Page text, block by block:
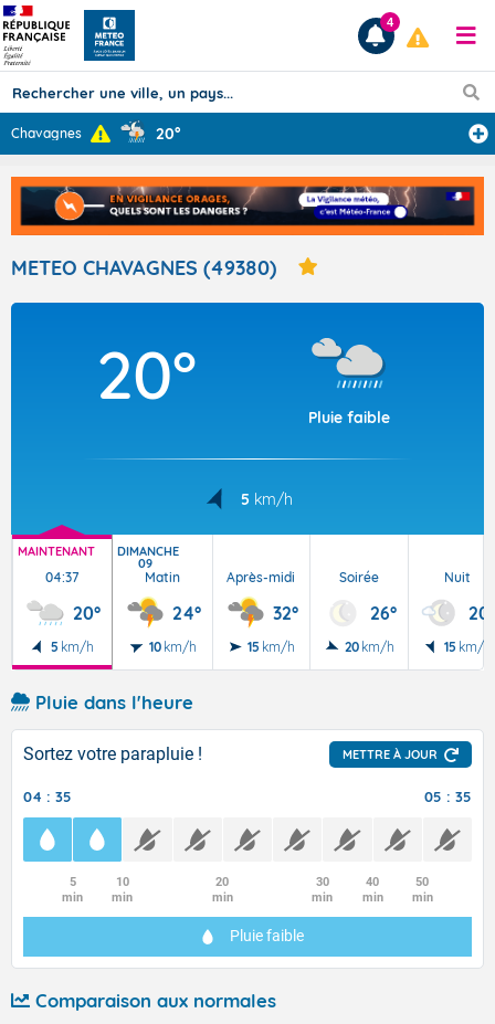
Prévisions
TOUS LES RÉSULTATS
Articles
4
Chavagnes 20°
METEO CHAVAGNES (49380)
20°
Pluie faible
5 km/h
MAINTENANT
04:37
20°
5 km/h
DIMANCHE
09
Matin
24°
10 km/h
Après-midi
32°
15 km/h
Soirée
26°
20 km/h
Nuit
20°
15 km/h
Pluie dans l'heure
Sortez votre parapluie ! METTRE À JOUR
04 : 35 05 : 35
5
min
10
min
20
min
30
min
40
min
50
min
Pluie faible
Comparaison aux normales